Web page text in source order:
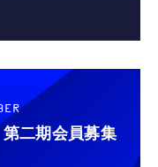
第二期会員募集